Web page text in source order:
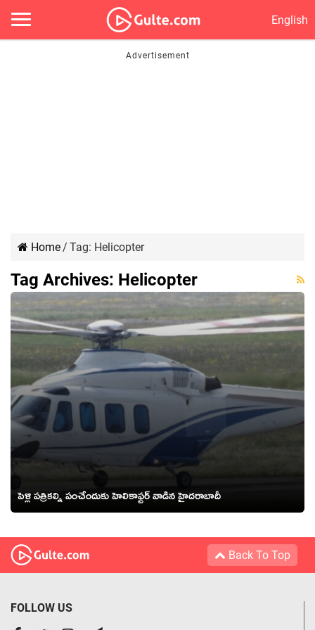
English
Home/ Tag: Helicopter
Tag Archives: Helicopter
పెళ్లి పత్రికల్ని పంచేందుకు హెలికాఫ్టర్ వాడిన హైదరాబాదీ
Back To Top
FOLLOW US